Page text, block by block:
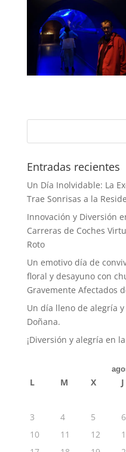
Entradas recientes
Un Día Inolvidable: La
Trae Sonrisas a la
Innovación y Diversión
Carreras de Coches
Roto
Un emotivo día de
floral y desayuno con
Gravemente Afectados
Un día lleno de alegría
Doñana.
¡Diversión y alegría en
L M X J
3
4 5 6
10
11 12